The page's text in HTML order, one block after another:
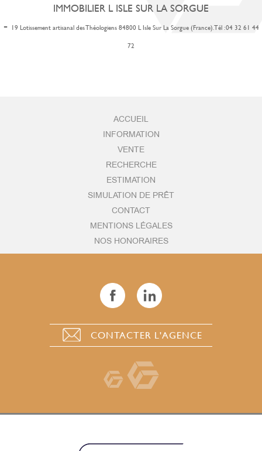
IMMOBILIER L ISLE SUR LA SORGUE
- 19 Lotissement artisanal des Théologiens 84800 L Isle Sur La Sorgue (France). Tél : 04 32 61 44
72
ACCUEIL
INFORMATION
VENTE
RECHERCHE
ESTIMATION
SIMULATION DE PRÊT
CONTACT
MENTIONS LÉGALES
NOS HONORAIRES
CONTACTER L'AGENCE